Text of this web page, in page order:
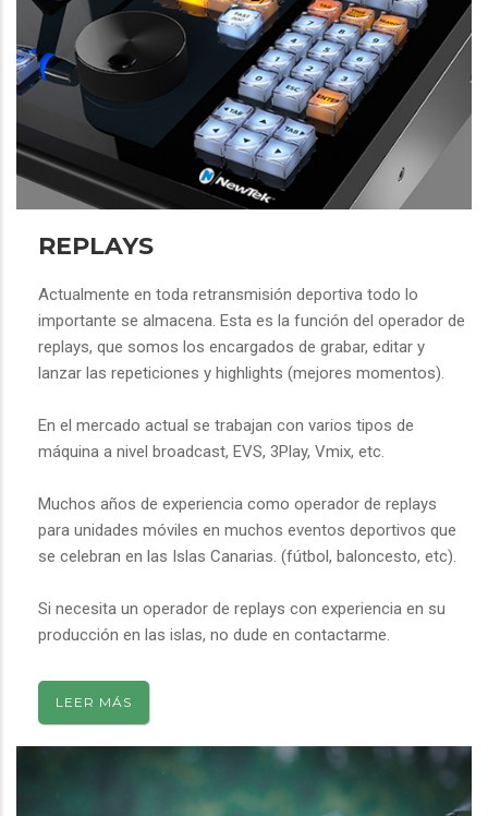
REPLAYS
Actualmente en toda retransmisión deportiva todo lo
importante se almacena. Esta es la función del operador de
replays, que somos los encargados de grabar, editar y
lanzar las repeticiones y highlights (mejores momentos).
En el mercado actual se trabajan con varios tipos de
máquina a nivel broadcast, EVS, 3Play, Vmix, etc.
Muchos años de experiencia como operador de replays
para unidades móviles en muchos eventos deportivos que
se celebran en las Islas Canarias. (fútbol, baloncesto, etc).
Si necesita un operador de replays con experiencia en su
producción en las islas, no dude en contactarme.
LEER MÁS